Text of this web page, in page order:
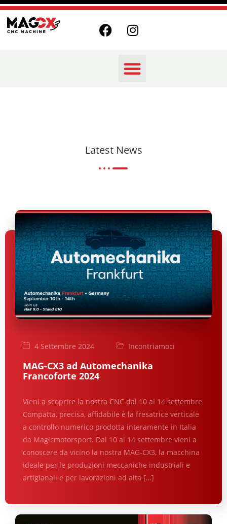
Latest News
4 Settembre 2024 Incontriamoci
MAG-CX3 ad Automechanika
Francoforte 2024
Vieni a scoprire la nostra CNC dal 10 al 14 settembre
Compatta, precisa, affidabile è la fresatrice verticale
a controllo numerico prodotta interamente in Italia
da Magicmotorsport. Dal 10 al 14 settembre vieni a
conoscere da vicino la nostra MAG-CX3, la macchina
ideale per le produzioni meccaniche industriali e
artigianali e per lavorazioni ad alta […]